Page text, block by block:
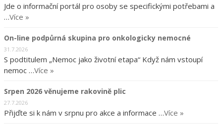
Jde o informační portál pro osoby se specifickými potřebami a
…Více »
On-line podpůrná skupina pro onkologicky nemocné
31.7.2026
S podtitulem „Nemoc jako životní etapa“ Když nám vstoupí
nemoc …Více »
Srpen 2026 věnujeme rakovině plic
27.7.2026
Přijďte si k nám v srpnu pro akce a informace …Více »